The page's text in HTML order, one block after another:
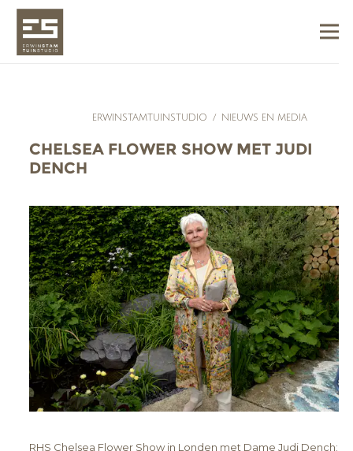
ERWINSTAMTUINSTUDIO / NIEUWS EN MEDIA
CHELSEA FLOWER SHOW MET JUDI
DENCH
RHS Chelsea Flower Show in Londen met Dame Judi Dench: